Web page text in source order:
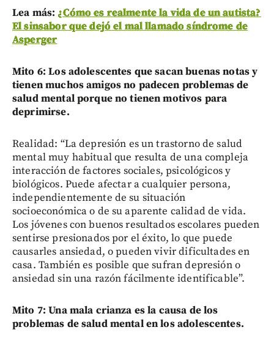
Lea más: ¿Cómo es realmente la vida de un autista?
El sinsabor que dejó el mal llamado síndrome de
Asperger
Mito 6: Los adolescentes que sacan buenas notas y
tienen muchos amigos no padecen problemas de
salud mental porque no tienen motivos para
deprimirse.
Realidad: “La depresión es un trastorno de salud
mental muy habitual que resulta de una compleja
interacción de factores sociales, psicológicos y
biológicos. Puede afectar a cualquier persona,
independientemente de su situación
socioeconómica o de su aparente calidad de vida.
Los jóvenes con buenos resultados escolares pueden
sentirse presionados por el éxito, lo que puede
causarles ansiedad, o pueden vivir dificultades en
casa. También es posible que sufran depresión o
ansiedad sin una razón fácilmente identificable”.
Mito 7: Una mala crianza es la causa de los
problemas de salud mental en los adolescentes.